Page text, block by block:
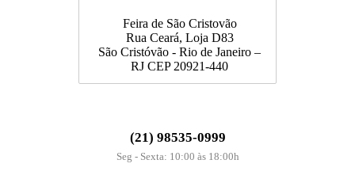
Feira de São Cristovão
Rua Ceará, Loja D83
São Cristóvão - Rio de Janeiro –
RJ CEP 20921-440
(21) 98535-0999
Seg - Sexta: 10:00 às 18:00h